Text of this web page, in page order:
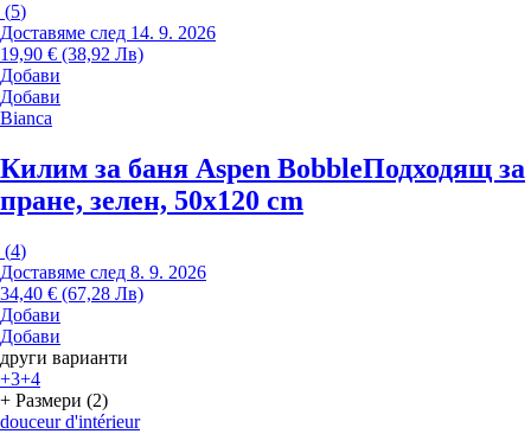
(5)
Доставяме след 14. 9. 2026
19,90 € (38,92 Лв)
Добави
Добави
Bianca
Килим за баня Aspen BobbleПодходящ за
пране, зелен, 50x120 cm
(4)
Доставяме след 8. 9. 2026
34,40 € (67,28 Лв)
Добави
Добави
други варианти
+3+4
+ Размери (2)
douceur d'intérieur